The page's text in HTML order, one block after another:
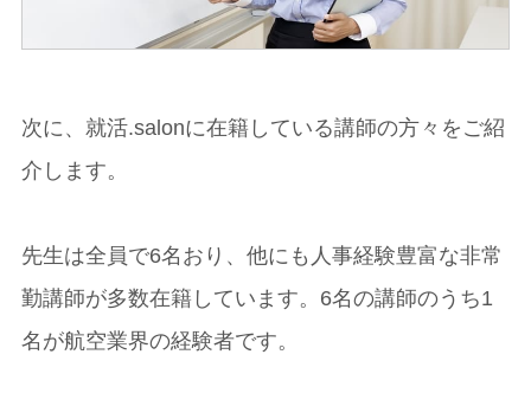
次に、就活.salonに在籍している講師の方々をご紹
介します。
先生は全員で6名おり、他にも人事経験豊富な非常
勤講師が多数在籍しています。6名の講師のうち1
名が航空業界の経験者です。